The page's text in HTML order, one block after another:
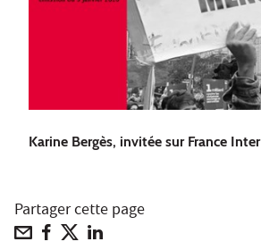
Karine Bergès, invitée sur France Inter
Partager cette page